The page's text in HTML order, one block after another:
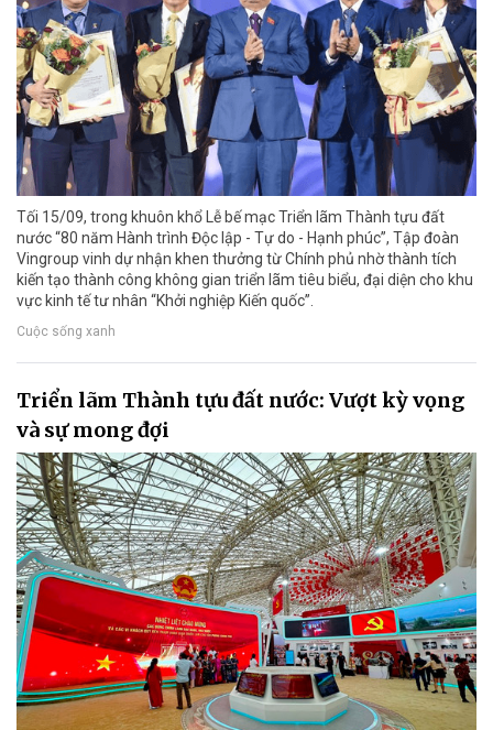
Tối 15/09, trong khuôn khổ Lễ bế mạc Triển lãm Thành tựu đất
nước “80 năm Hành trình Độc lập - Tự do - Hạnh phúc”, Tập đoàn
Vingroup vinh dự nhận khen thưởng từ Chính phủ nhờ thành tích
kiến tạo thành công không gian triển lãm tiêu biểu, đại diện cho khu
vực kinh tế tư nhân “Khởi nghiệp Kiến quốc”.
Cuộc sống xanh
Triển lãm Thành tựu đất nước: Vượt kỳ vọng
và sự mong đợi